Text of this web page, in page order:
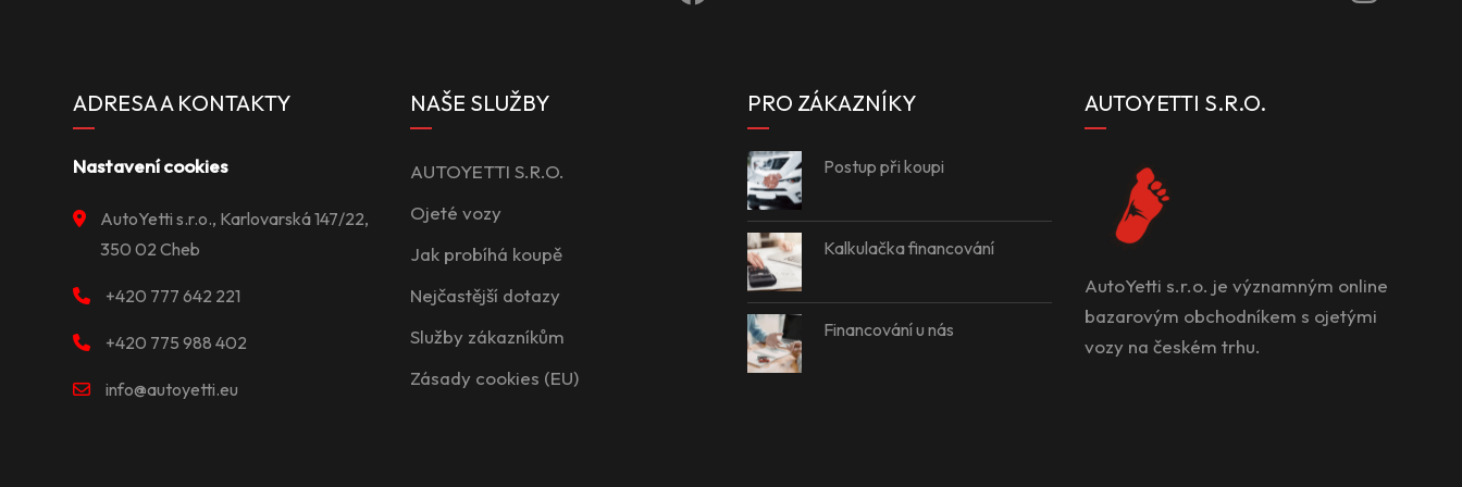
ADRESA A KONTAKTY
Nastavení cookies
AutoYetti s.r.o., Karlovarská 147/22,
350 02 Cheb
+420 777 642 221
+420 775 988 402
info@autoyetti.eu
NAŠE SLUŽBY
AUTOYETTI S.R.O.
Ojeté vozy
Jak probíhá koupě
Nejčastější dotazy
Služby zákazníkům
Zásady cookies (EU)
PRO ZÁKAZNÍKY
Postup při koupi
Kalkulačka financování
Financování u nás
AUTOYETTI S.R.O.
AutoYetti s.r.o. je významným online
bazarovým obchodníkem s ojetými
vozy na českém trhu.